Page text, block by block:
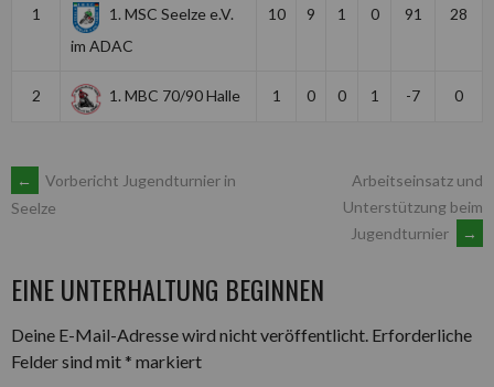
1
1. MSC Seelze e.V.
im ADAC
10 9 1 0 91 28
2 1. MBC 70/90 Halle 1 0 0 1 -7 0
ARTIKEL-
←
Vorbericht Jugendturnier in
Seelze
Arbeitseinsatz und
Unterstützung beim
Jugendturnier
→
EINE UNTERHALTUNG BEGINNEN
Deine E-Mail-Adresse wird nicht veröffentlicht. Erforderliche
Felder sind mit * markiert